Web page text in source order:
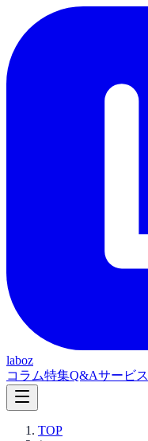
laboz
コラム特集Q&Aサービス
TOP